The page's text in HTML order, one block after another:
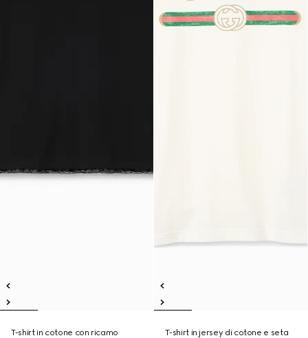
T-shirt in cotone con ricamo
T-shirt in jersey di cotone e seta